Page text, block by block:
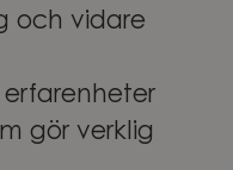
och vidare
erfarenheter
gör verklig